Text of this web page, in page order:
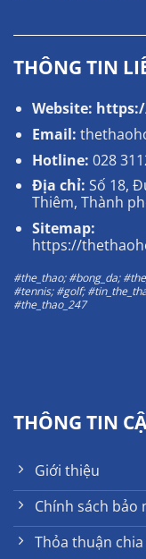
THÔNG TIN
Website:
Email:
Hotline: 028
Địa chỉ: Số 18,
Thiêm, Thành
Sitemap:
https://
#the_thao; #bong_da;
#tennis; #golf;
#the_thao_247
THÔNG TIN
Giới thiệu
Chính sách bảo
Thỏa thuận